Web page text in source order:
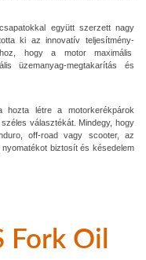
együtt szerzett nagy
ki az innovatív teljesítmény-
hogy a motor maximális
üzemanyag-megtakarítás és
hozta létre a motorkerékpárok
választékát. Mindegy, hogy
off-road vagy scooter, az
biztosít és késedelem
Fork Oil